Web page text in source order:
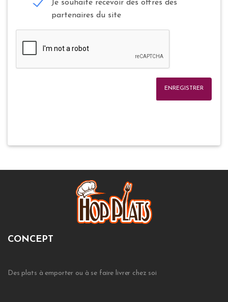
Je souhaite recevoir des offres des
partenaires du site
ENREGISTRER
CONCEPT
Des plats à emporter ou à se faire livrer chez soi